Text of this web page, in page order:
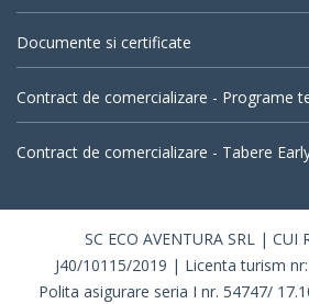
Documente si certificate
Contract de comercializare - Programe
Contract de comercializare - Tabere
SC ECO AVENTURA SRL | CUI
J40/10115/2019 | Licenta turism
Polita asigurare seria I nr. 54747/